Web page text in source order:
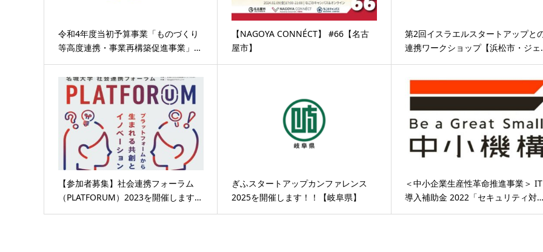
令和4年度当初予算事業「ものづくり
等高度連携・事業再構築促進事業」…
【NAGOYA CONNÉCT】 #66【名古
屋市】
第2回イスラエルスタートアップと
連携ワークショップ【浜松市・ジ
【参加者募集】社会連携フォーラム
（PLATFORUM）2023を開催します…
ぎふスタートアップカンファレンス
2025を開催します！！【岐阜県】
＜中小企業生産性革命推進事業＞ IT
導入補助金 2022「セキュリティ対